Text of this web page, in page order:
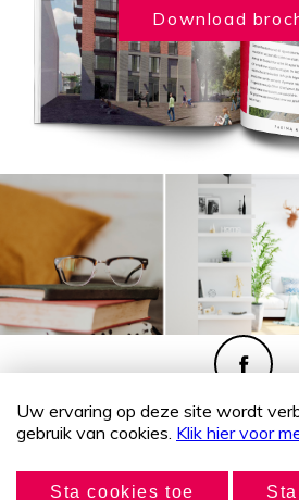
Uw ervaring op deze site wordt
gebruik van cookies. Klik hier voor
Sta cookies toe
Download
Copyright 2026
Disclaimer &